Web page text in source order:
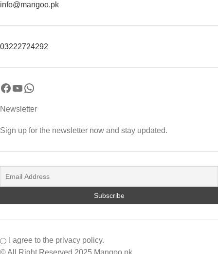
info@mangoo.pk
03222724292
Newsletter
Sign up for the newsletter now and stay updated.
I agree to the privacy policy.